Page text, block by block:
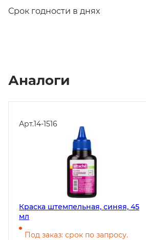
Срок годности в днях
Аналоги
Арт.14-1516
Краска штемпельная, синяя, 45
мл
Под заказ: срок по запросу.